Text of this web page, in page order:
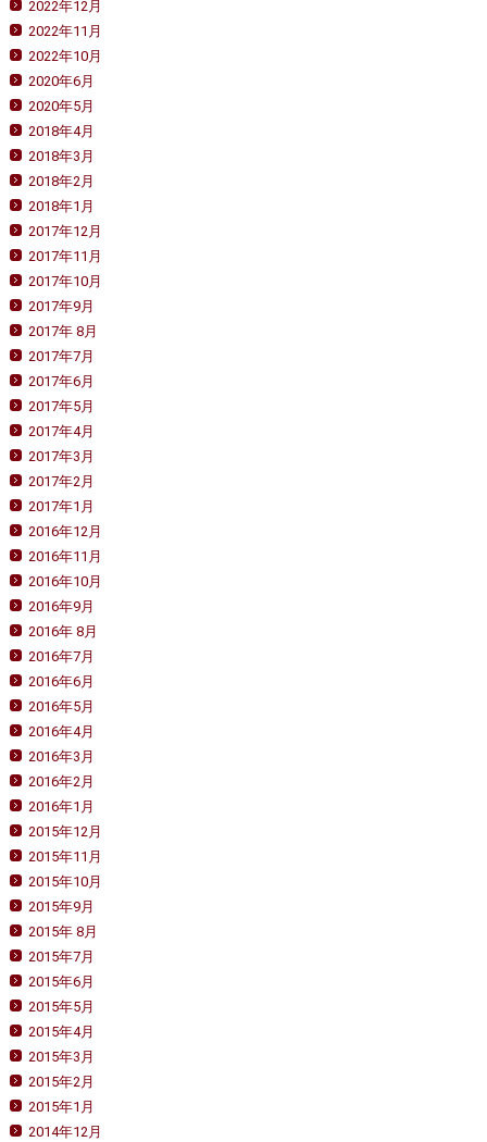
2022年12月
2022年11月
2022年10月
2020年6月
2020年5月
2018年4月
2018年3月
2018年2月
2018年1月
2017年12月
2017年11月
2017年10月
2017年9月
2017年 8月
2017年7月
2017年6月
2017年5月
2017年4月
2017年3月
2017年2月
2017年1月
2016年12月
2016年11月
2016年10月
2016年9月
2016年 8月
2016年7月
2016年6月
2016年5月
2016年4月
2016年3月
2016年2月
2016年1月
2015年12月
2015年11月
2015年10月
2015年9月
2015年 8月
2015年7月
2015年6月
2015年5月
2015年4月
2015年3月
2015年2月
2015年1月
2014年12月